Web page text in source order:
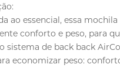
ao essencial, essa
conforto e peso, para
sistema de back back
economizar peso: